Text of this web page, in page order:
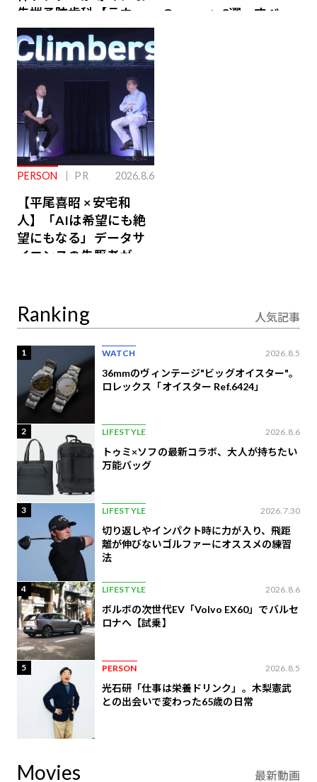
先端予防歯科【ラウン
ジ会員特典あり】
Owners」3選。すべて
PERSON PR 2026.8.6
【平尾喜昭 × 安宅和
人】「AIは希望にも絶
望にもなる」データサ
イエンスの先駆者が語
Ranking 人気記事
1 WATCH 2026.8.5
36mmのヴィンテージ"ビッグオイスター"。
ロレックス「オイスター Ref.6424」
2 LIFESTYLE 2026.8.6
トゥミ×ソフの最新コラボ、大人が持ちたい
万能バッグ
3 LIFESTYLE 2026.7.30
切り返しやインパクト時に力が入り、飛距
離が伸びないゴルファーにオススメの練習
法
4 LIFESTYLE 2026.8.6
ボルボの次世代EV「Volvo EX60」でバルセ
ロナへ【試乗】
5 PERSON 2026.8.5
光石研「仕事は栄養ドリンク」。木梨憲武
との出会いで変わった65歳の日常
Movies 最新動画